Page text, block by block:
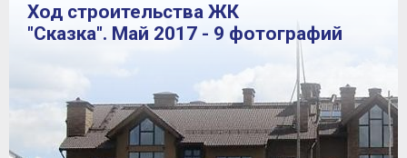
Ход строительства ЖК
"Сказка". Май 2017 - 9 фотографий